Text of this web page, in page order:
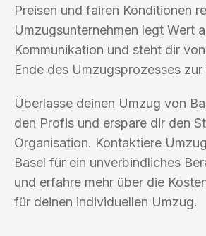
Preisen und fairen Konditionen
Umzugsunternehmen legt Wert
Kommunikation und steht dir
Ende des Umzugsprozesses zur
Überlasse deinen Umzug von
den Profis und erspare dir den
Organisation. Kontaktiere
Basel für ein unverbindliches
und erfahre mehr über die
für deinen individuellen Umzug.